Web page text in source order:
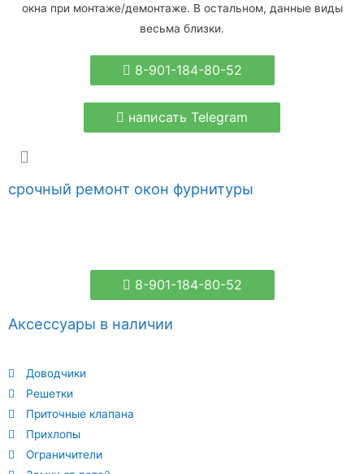
окна при монтаже/демонтаже. В остальном, данные виды
весьма близки.
8-901-184-80-52
написать Telegram
Аксессуары в наличии
Доводчики
Решетки
Приточные клапана
Прихлопы
Ограничители
срочный ремонт окон фурнитуры
8-901-184-80-52